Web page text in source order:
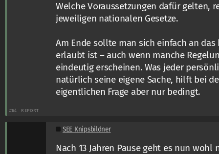
Welche Voraussetzungen dafür gelten,
jeweiligen nationalen Gesetze.
Am Ende sollte man sich einfach an
erlaubt ist – auch wenn manche
eindeutig erscheinen. Was jeder
natürlich seine eigene Sache, hilft bei
eigentlichen Frage aber nur bedingt.
#64 REPORT
SEE Knipsbildner
Nach 13 Jahren Pause geht es nun wohl